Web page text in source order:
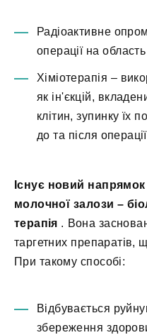
Радіоактивне
операції на
Хіміотерапія –
як ін'єкцій,
клітин, зупинку їх
до та після
Існує новий
молочної залози –
терапія . Вона
таргетних
При такому способі:
Відбувається
збереження